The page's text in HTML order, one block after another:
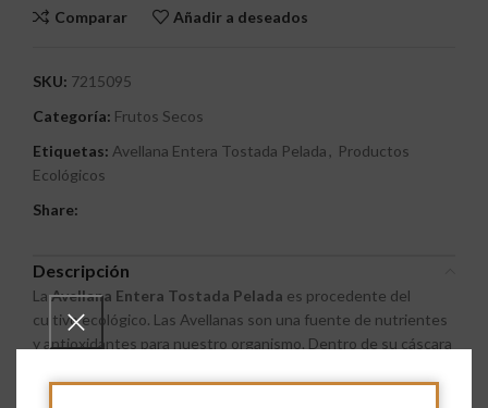
Comparar Añadir a deseados
SKU: 7215095
Categoría: Frutos Secos
Etiquetas: Avellana Entera Tostada Pelada , Productos
Ecológicos
Share:
Descripción
LaAvellana Entera Tostada Pelada es procedente del
cultivo ecológico. Las Avellanas son una fuente de nutrientes
y antioxidantes para nuestro organismo. Dentro de su cáscara
graso.